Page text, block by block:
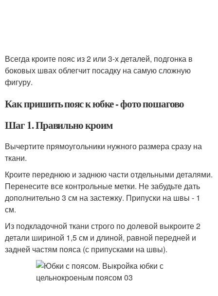
Всегда кроите пояс из 2 или 3-х деталей, подгонка в
боковых швах облегчит посадку на самую сложную
фигуру.
Как пришить пояс к юбке - фото пошагово
Шаг 1. Правильно кроим
Вычертите прямоугольники нужного размера сразу на
ткани.
Кроите переднюю и заднюю части отдельными деталями.
Перенесите все контрольные метки. Не забудьте дать
дополнительно 3 см на застежку. Припуски на швы - 1
см.
Из подкладочной ткани строго по долевой выкроите 2
детали шириной 1,5 см и длиной, равной передней и
задней частям пояса (с припусками на швы).